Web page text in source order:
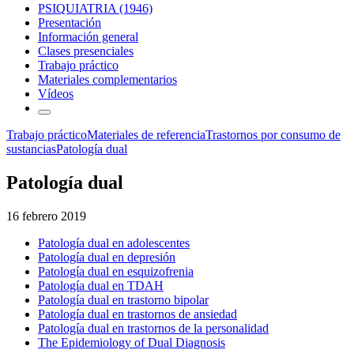
PSIQUIATRIA (1946)
Presentación
Información general
Clases presenciales
Trabajo práctico
Materiales complementarios
Vídeos
Trabajo prácticoMateriales de referenciaTrastornos por consumo de
sustanciasPatología dual
Patología dual
16 febrero 2019
Patología dual en adolescentes
Patología dual en depresión
Patología dual en esquizofrenia
Patología dual en TDAH
Patología dual en trastorno bipolar
Patología dual en trastornos de ansiedad
Patología dual en trastornos de la personalidad
The Epidemiology of Dual Diagnosis